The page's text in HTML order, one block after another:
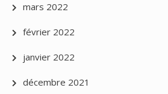
mars 2022
février 2022
janvier 2022
décembre 2021